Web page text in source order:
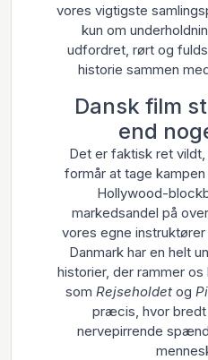
vores vigtigste
kun om
udfordret, rørt og
historie sammen
Dansk film
end
Det er faktisk ret
formår at tage
Hollywood-
markedsandel på
vores egne
Danmark har en helt
historier, der rammer
som Rejseholdet og
præcis, hvor
nervepirrende